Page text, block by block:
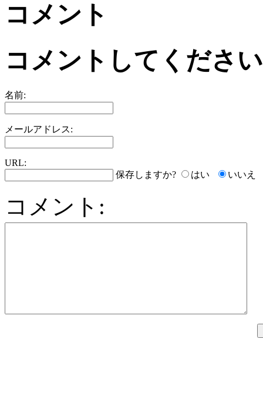
コメント
コメントしてください
名前:
メールアドレス:
URL:
保存しますか?
はい いいえ
コメント: